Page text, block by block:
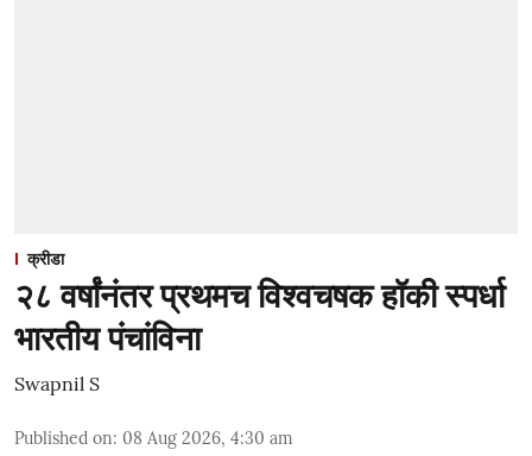
क्रीडा
२८ वर्षांनंतर प्रथमच विश्वचषक हॉकी स्पर्धा
भारतीय पंचांविना
Swapnil S
Published on: 08 Aug 2026, 4:30 am